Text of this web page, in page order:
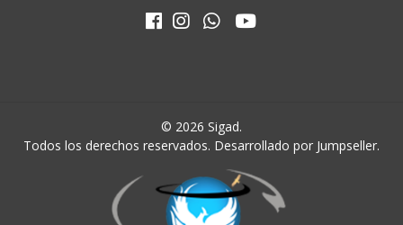
© 2026 Sigad.
Todos los derechos reservados. Desarrollado por Jumpseller.